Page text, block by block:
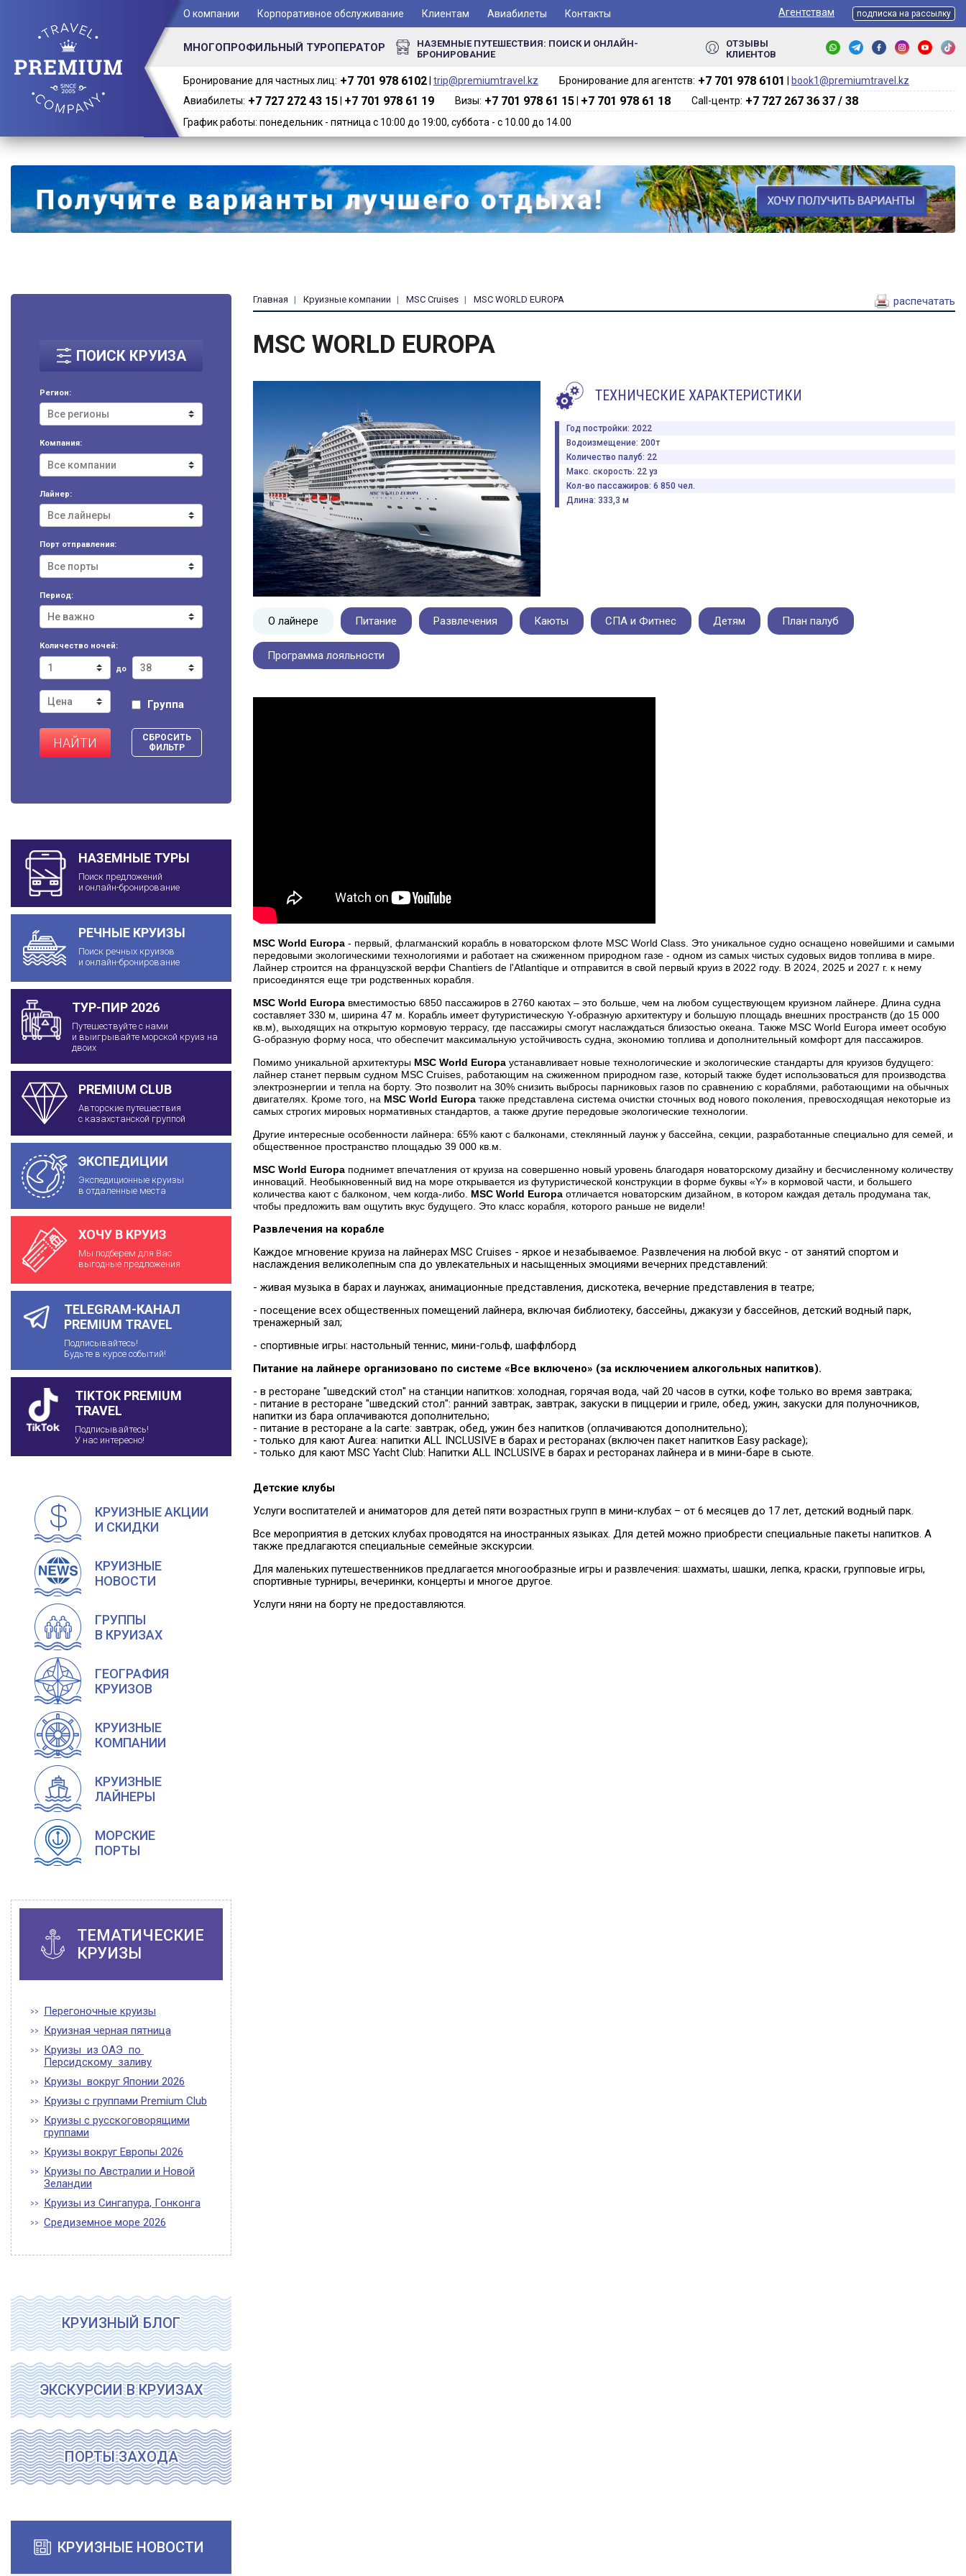
О компании Корпоративное обслуживание Клиентам Авиабилеты Контакты Агентствам подписка на рассылку
МНОГОПРОФИЛЬНЫЙ ТУРОПЕРАТОР
НАЗЕМНЫЕ ПУТЕШЕСТВИЯ: ПОИСК И ОНЛАЙН-
БРОНИРОВАНИЕ
ОТЗЫВЫ
КЛИЕНТОВ
Бронирование для частных лиц: +7 701 978 6102‬ trip@premiumtravel.kz Бронирование для агентств: +7 701 978 6101‬
book1@premiumtravel.kz
Авиабилеты: +7 727 272 43 15 +7 701 978 61 19 Визы: +7 701 978 61 15 +7 701 978 61 18 Call-центр: +7 727 267 36 37 / 38
График работы: понедельник - пятница с 10:00 до 19:00, суббота - с 10.00 до 14.00
ПОИСК КРУИЗА
Регион:
Компания:
Лайнер:
Порт отправления:
Период:
Количество ночей:
до
Группа
НАЙТИ
СБРОСИТЬ
ФИЛЬТР
НАЗЕМНЫЕ ТУРЫ
Поиск предложений
и онлайн-бронирование
РЕЧНЫЕ КРУИЗЫ
Поиск речных круизов
и онлайн-бронирование
ТУР-ПИР 2026
Путешествуйте с нами
и выигрывайте морской круиз на
двоих
PREMIUM CLUB
Авторские путешествия
с казахстанской группой
ЭКСПЕДИЦИИ
Экспедиционные круизы
в отдаленные места
ХОЧУ В КРУИЗ
Мы подберем для Вас
выгодные предложения
TELEGRAM-КАНАЛ
PREMIUM TRAVEL
Подписывайтесь!
Будьте в курсе событий!
TIKTOK PREMIUM
TRAVEL
Подписывайтесь!
У нас интересно!
КРУИЗНЫЕ АКЦИИ
И СКИДКИ
КРУИЗНЫЕ
НОВОСТИ
ГРУППЫ
В КРУИЗАХ
ГЕОГРАФИЯ
КРУИЗОВ
КРУИЗНЫЕ
КОМПАНИИ
КРУИЗНЫЕ
ЛАЙНЕРЫ
МОРСКИЕ
ПОРТЫ
ТЕМАТИЧЕСКИЕ
КРУИЗЫ
Перегоночные круизы
Круизная черная пятница
Круизы из ОАЭ по
Персидскому заливу
Круизы вокруг Японии 2026
Круизы с группами Premium Club
Круизы с русскоговорящими
группами
Круизы вокруг Европы 2026
Круизы по Австралии и Новой
Зеландии
Круизы из Сингапура, Гонконга
Средиземное море 2026
КРУИЗНЫЙ БЛОГ
ЭКСКУРСИИ В КРУИЗАХ
ПОРТЫ ЗАХОДА
КРУИЗНЫЕ НОВОСТИ
Главная Круизные компании MSC Cruises MSC WORLD EUROPA распечатать
MSC WORLD EUROPA
ТЕХНИЧЕСКИЕ ХАРАКТЕРИСТИКИ
Год постройки: 2022
Водоизмещение: 200т
Количество палуб: 22
Макс. скорость: 22 уз
Кол-во пассажиров: 6 850 чел.
Длина: 333,3 м
О лайнере Питание Развлечения Каюты СПА и Фитнес Детям План палуб
Программа лояльности
MSC World Europa - первый, флагманский корабль в новаторском флоте MSC World Class. Это уникальное судно оснащено новейшими и самыми
передовыми экологическими технологиями и работает на сжиженном природном газе - одном из самых чистых судовых видов топлива в мире.
Лайнер строится на французской верфи Chantiers de l'Atlantique и отправится в свой первый круиз в 2022 году. В 2024, 2025 и 2027 г. к нему
присоединятся еще три родственных корабля.
MSC World Europa вместимостью 6850 пассажиров в 2760 каютах – это больше, чем на любом существующем круизном лайнере. Длина судна
составляет 330 м, ширина 47 м. Корабль имеет футуристическую Y-образную архитектуру и большую площадь внешних пространств (до 15 000
кв.м), выходящих на открытую кормовую террасу, где пассажиры смогут наслаждаться близостью океана. Также MSC World Europa имеет особую
G-образную форму носа, что обеспечит максимальную устойчивость судна, экономию топлива и дополнительный комфорт для пассажиров.
Помимо уникальной архитектуры MSC World Europa устанавливает новые технологические и экологические стандарты для круизов будущего:
лайнер станет первым судном MSC Cruises, работающим на сжиженном природном газе, который также будет использоваться для производства
электроэнергии и тепла на борту. Это позволит на 30% снизить выбросы парниковых газов по сравнению с кораблями, работающими на обычных
двигателях. Кроме того, на MSC World Europa также представлена система очистки сточных вод нового поколения, превосходящая некоторые из
самых строгих мировых нормативных стандартов, а также другие передовые экологические технологии.
Другие интересные особенности лайнера: 65% кают с балконами, стеклянный лаунж у бассейна, секции, разработанные специально для семей, и
общественное пространство площадью 39 000 кв.м.
MSC World Europa поднимет впечатления от круиза на совершенно новый уровень благодаря новаторскому дизайну и бесчисленному количеству
инноваций. Необыкновенный вид на море открывается из футуристической конструкции в форме буквы «Y» в кормовой части, и большего
количества кают с балконом, чем когда-либо. MSC World Europa отличается новаторским дизайном, в котором каждая деталь продумана так,
чтобы предложить вам ощутить вкус будущего. Это класс корабля, которого раньше не видели!
Развлечения на корабле
Каждое мгновение круиза на лайнерах MSC Cruises - яркое и незабываемое. Развлечения на любой вкус - от занятий спортом и
наслаждения великолепным спа до увлекательных и насыщенных эмоциями вечерних представлений:
- живая музыка в барах и лаунжах, анимационные представления, дискотека, вечерние представления в театре;
- посещение всех общественных помещений лайнера, включая библиотеку, бассейны, джакузи у бассейнов, детский водный парк,
тренажерный зал;
- спортивные игры: настольный теннис, мини-гольф, шаффлборд
Питание на лайнере организовано по системе «Все включено» (за исключением алкогольных напитков).
- в ресторане "шведский стол" на станции напитков: холодная, горячая вода, чай 20 часов в сутки, кофе только во время завтрака;
- питание в ресторане "шведский стол": ранний завтрак, завтрак, закуски в пиццерии и гриле, обед, ужин, закуски для полуночников,
напитки из бара оплачиваются дополнительно;
- питание в ресторане a la carte: завтрак, обед, ужин без напитков (оплачиваются дополнительно);
- только для кают Aurea: напитки ALL INCLUSIVE в барах и ресторанах (включен пакет напитков Easy package);
- только для кают MSC Yacht Club: Напитки ALL INCLUSIVE в барах и ресторанах лайнера и в мини-баре в сьюте.
Детские клубы
Услуги воспитателей и аниматоров для детей пяти возрастных групп в мини-клубах – от 6 месяцев до 17 лет, детский водный парк.
Все мероприятия в детских клубах проводятся на иностранных языках. Для детей можно приобрести специальные пакеты напитков. А
также предлагаются специальные семейные экскурсии.
Для маленьких путешественников предлагается многообразные игры и развлечения: шахматы, шашки, лепка, краски, групповые игры,
спортивные турниры, вечеринки, концерты и многое другое.
Услуги няни на борту не предоставляются.